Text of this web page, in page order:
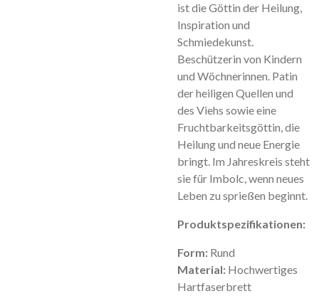
ist die Göttin der Heilung,
Inspiration und
Schmiedekunst.
Beschützerin von Kindern
und Wöchnerinnen. Patin
der heiligen Quellen und
des Viehs sowie eine
Fruchtbarkeitsgöttin, die
Heilung und neue Energie
bringt. Im Jahreskreis steht
sie für Imbolc, wenn neues
Leben zu sprießen beginnt.
Produktspezifikationen:
Form: Rund
Material: Hochwertiges
Hartfaserbrett